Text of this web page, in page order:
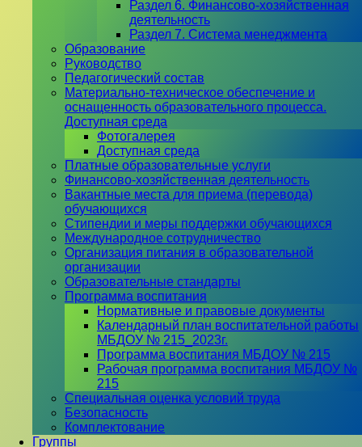
Раздел 6. Финансово-хозяйственная
деятельность
Раздел 7. Система менеджмента
Образование
Руководство
Педагогический состав
Материально-техническое обеспечение и
оснащенность образовательного процесса.
Доступная среда
Фотогалерея
Доступная среда
Платные образовательные услуги
Финансово-хозяйственная деятельность
Вакантные места для приема (перевода)
обучающихся
Стипендии и меры поддержки обучающихся
Международное сотрудничество
Организация питания в образовательной
организации
Образовательные стандарты
Программа воспитания
Нормативные и правовые документы
Календарный план воспитательной работы
МБДОУ № 215_2023г.
Программа воспитания МБДОУ № 215
Рабочая программа воспитания МБДОУ №
215
Специальная оценка условий труда
Безопасность
Комплектование
Группы